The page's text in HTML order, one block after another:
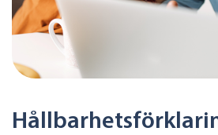
We use cookies to offer you a
analyse traffic and for advertising.
preferences below or at any time